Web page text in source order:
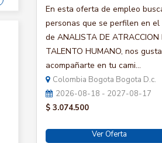
En esta oferta de empleo
personas que se perfilen en el
de ANALISTA DE ATRACCION
TALENTO HUMANO, nos
acompañarte en tu cami...
Colombia Bogota Bogota D.c.
2026-08-18 - 2027-08-17
$ 3.074.500
Ver Oferta